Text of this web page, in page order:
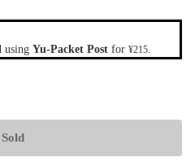
using Yu-Packet Post for ¥215
Sold